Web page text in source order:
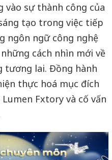
vào sự thành công của
tạo trong việc tiếp
ngôn ngữ công nghệ
cách nhìn mới về
lai. Đồng hành
thực hoá mục đích
Fxtory và cố vấn